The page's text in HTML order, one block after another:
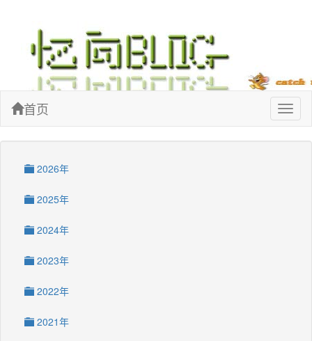
首页
2026年
2025年
2024年
2023年
2022年
2021年